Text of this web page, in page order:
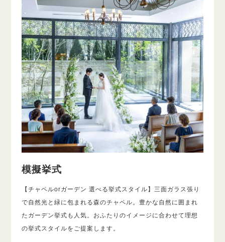
模擬挙式
【チャペルorガーデン 選べる挙式スタイル】三面ガラス張り
で自然光と緑に包まれる森のチャペル。豊かな自然に囲まれ
たガーデン挙式も人気。おふたりのイメージに合わせて理想
の挙式スタイルをご提案します。